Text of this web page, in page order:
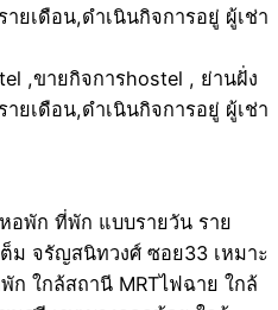
อพัก ที่พัก แบบรายวัน ราย
ม จรัญสนิทวงศ์ ซอย33 เหมาะ
ก ใกล้สถานี MRTไฟฉาย ใกล้